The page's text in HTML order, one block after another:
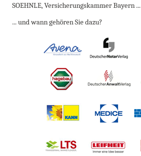
SOEHNLE, Versicherungskammer Bayern ...
... und wann gehören Sie dazu?